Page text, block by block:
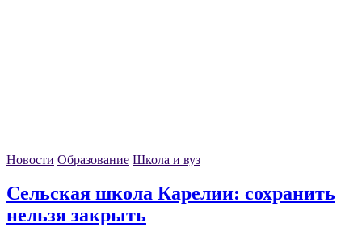
Новости Образование Школа и вуз
Сельская школа Карелии: сохранить
нельзя закрыть